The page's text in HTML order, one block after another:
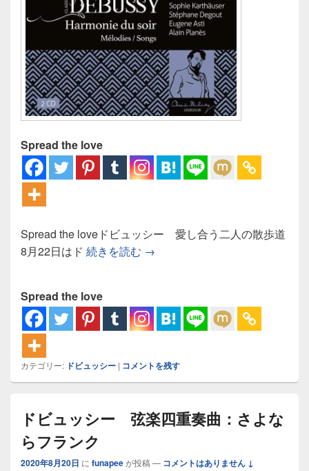
Spread the love
Spread the loveドビュッシー 愛し合う二人の散歩道
8月22日はド 続きを読む ドビュッシー 愛し合う二人の
→
Spread the love
カテゴリー: ドビュッシー | コメントを残す
ドビュッシー 弦楽四重奏曲：さよな
らフランク
2020年8月20日 に funapeeが投稿 — コメントはありません ↓